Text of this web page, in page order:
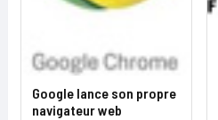
Google lance son propre
navigateur web